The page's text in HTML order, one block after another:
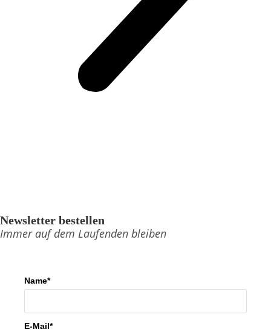
Newsletter bestellen
Immer auf dem Laufenden bleiben
Name*
E-Mail*